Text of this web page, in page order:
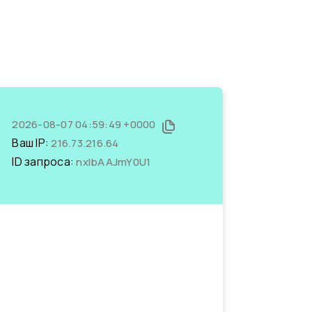
2026-08-07 04:59:49 +0000
Ваш IP:216.73.216.64
ID запроса:nxIbAAJmY0U1